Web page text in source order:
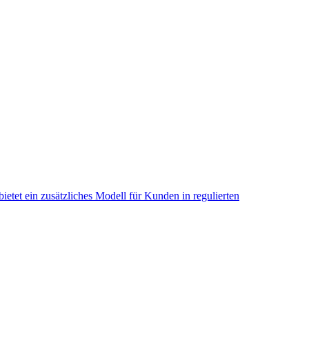
ein zusätzliches Modell für Kunden in regulierten